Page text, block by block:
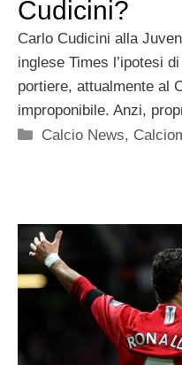
Cudicini?
Carlo Cudicini alla
inglese Times l’ipotesi
portiere, attualmente al
improponibile. Anzi,
Categorie
Calcio News,